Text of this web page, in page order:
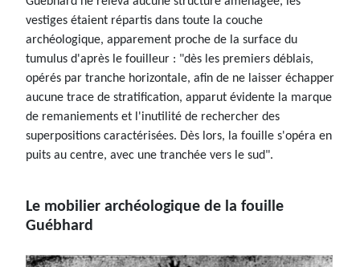
vestiges étaient répartis dans toute la couche
archéologique, apparement proche de la surface du
tumulus d'après le fouilleur : "dès les premiers déblais,
opérés par tranche horizontale, afin de ne laisser échapper
aucune trace de stratification, apparut évidente la marque
de remaniements et l'inutilité de rechercher des
superpositions caractérisées. Dès lors, la fouille s'opéra en
puits au centre, avec une tranchée vers le sud".
Le mobilier archéologique de la fouille
Guébhard